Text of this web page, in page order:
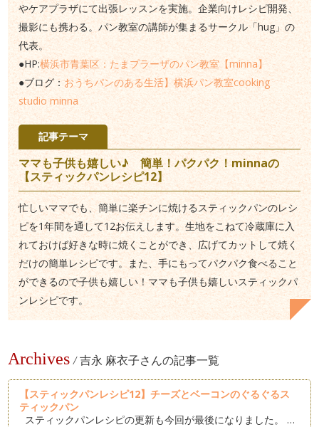
やケアプラザにて出張レッスンを実施。企業向けレシピ開発、
撮影にも携わる。パン教室の講師が集まるサークル「hug」の
代表。
●HP:横浜市青葉区：たまプラーザのパン教室【minna】
●ブログ：おうちパンのある生活】横浜パン教室cooking
studio minna
記事テーマ
ママも子供も嬉しい♪ 簡単！パクパク！minnaの
【スティックパンレシピ12】
忙しいママでも、簡単に楽チンに焼けるスティックパンのレシ
ピを1年間を通して12お伝えします。生地をこねて冷蔵庫に入
れておけば好きな時に焼くことができ、広げてカットして焼く
だけの簡単レシピです。また、手にもってパクパク食べること
ができるので子供も嬉しい！ママも子供も嬉しいスティックパ
ンレシピです。
Archives / 吉永 麻衣子さんの記事一覧
【スティックパンレシピ12】チーズとベーコンのぐるぐるス
ティックパン
スティックパンレシピの更新も今回が最後になりました。 …